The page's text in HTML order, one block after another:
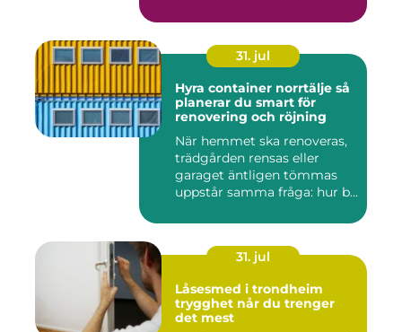
31. jul
Hyra container norrtälje så
planerar du smart för
renovering och röjning
När hemmet ska renoveras,
trädgården rensas eller
garaget äntligen tömmas
uppstår samma fråga: hur b...
31. jul
Låsesmed i trondheim
trygghet når du trenger
det mest